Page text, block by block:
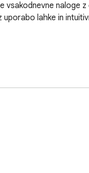
naloge
lahke in
nabiralnika